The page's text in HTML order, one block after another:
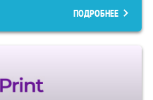
ПОДРОБНЕЕ